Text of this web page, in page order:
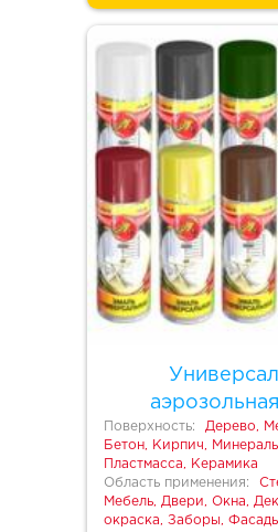
Поверхность:
Дерево,
Бетон, Кирпич,
Пластмасса, Керамика
Область применения:
Мебель, Двери, Окна,
окраска, Заборы, Фасады